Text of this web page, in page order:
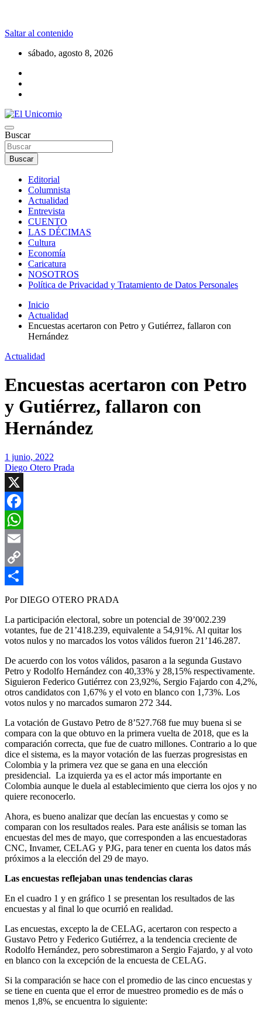
Saltar al contenido
sábado, agosto 8, 2026
El Unicornio
La realidad supera la fantasía
Buscar
Buscar
Editorial
Columnista
Actualidad
Entrevista
CUENTO
LAS DÉCIMAS
Cultura
Economía
Caricatura
NOSOTROS
Política de Privacidad y Tratamiento de Datos Personales
Inicio
Actualidad
Encuestas acertaron con Petro y Gutiérrez, fallaron con
Hernández
Actualidad
Encuestas acertaron con Petro
y Gutiérrez, fallaron con
Hernández
1 junio, 2022
Diego Otero Prada
X
Facebook
WhatsApp
Email
Copy
Link
Compartir
Por DIEGO OTERO PRADA
La participación electoral, sobre un potencial de 39’002.239
votantes, fue de 21’418.239, equivalente a 54,91%. Al quitar los
votos nulos y no marcados los votos válidos fueron 21’146.287.
De acuerdo con los votos válidos, pasaron a la segunda Gustavo
Petro y Rodolfo Hernández con 40,33% y 28,15% respectivamente.
Siguieron Federico Gutiérrez con 23,92%, Sergio Fajardo con 4,2%,
otros candidatos con 1,67% y el voto en blanco con 1,73%. Los
votos nulos y no marcados sumaron 272 344.
La votación de Gustavo Petro de 8’527.768 fue muy buena si se
compara con la que obtuvo en la primera vuelta de 2018, que es la
comparación correcta, que fue de cuatro millones. Contrario a lo que
dice el sistema, es la mayor votación de las fuerzas progresistas en
Colombia y la primera vez que se gana en una elección
presidencial. La izquierda ya es el actor más importante en
Colombia aunque le duela al establecimiento que cierra los ojos y no
quiere reconocerlo.
Ahora, es bueno analizar que decían las encuestas y como se
comparan con los resultados reales. Para este análisis se toman las
encuestas del mes de mayo, que corresponden a las encuestadoras
CNC, Invamer, CELAG y PJG, para tener en cuenta los datos más
próximos a la elección del 29 de mayo.
Las encuestas reflejaban unas tendencias claras
En el cuadro 1 y en gráfico 1 se presentan los resultados de las
encuestas y al final lo que ocurrió en realidad.
Las encuestas, excepto la de CELAG, acertaron con respecto a
Gustavo Petro y Federico Gutiérrez, a la tendencia creciente de
Rodolfo Hernández, pero sobrestimaron a Sergio Fajardo, y al voto
en blanco con la excepción de la encuesta de CELAG.
Si la comparación se hace con el promedio de las cinco encuestas y
se tiene en cuenta que el error de muestreo promedio es de más o
menos 1,8%, se encuentra lo siguiente: